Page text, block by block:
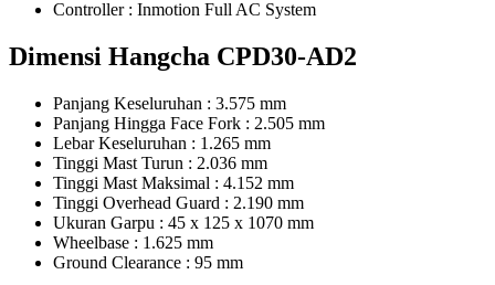
Controller : Inmotion Full AC System
Dimensi Hangcha CPD30-AD2
Panjang Keseluruhan : 3.575 mm
Panjang Hingga Face Fork : 2.505 mm
Lebar Keseluruhan : 1.265 mm
Tinggi Mast Turun : 2.036 mm
Tinggi Mast Maksimal : 4.152 mm
Tinggi Overhead Guard : 2.190 mm
Ukuran Garpu : 45 x 125 x 1070 mm
Wheelbase : 1.625 mm
Ground Clearance : 95 mm